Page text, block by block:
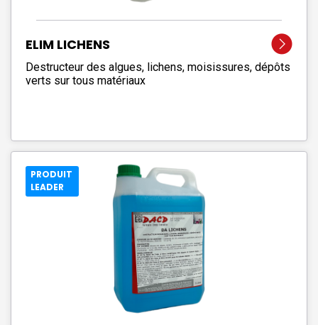
ELIM LICHENS
Destructeur des algues, lichens, moisissures, dépôts
verts sur tous matériaux
PRODUIT
LEADER